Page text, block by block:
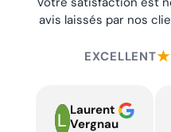
avis laissés par nos
EXCELLENT
Laurent
Vergnau